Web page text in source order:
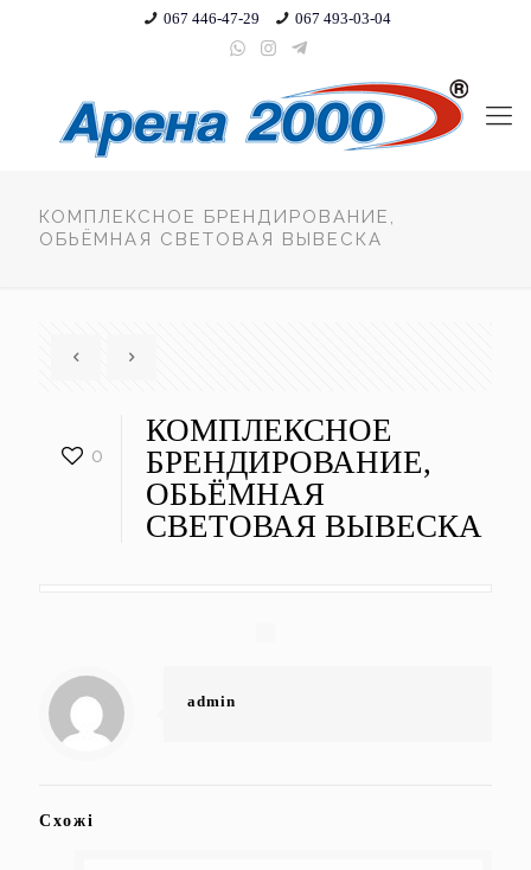
067 446-47-29 067 493-03-04
КОМПЛЕКСНОЕ БРЕНДИРОВАНИЕ,
ОБЬЁМНАЯ СВЕТОВАЯ ВЫВЕСКА
0
КОМПЛЕКСНОЕ
БРЕНДИРОВАНИЕ,
ОБЬЁМНАЯ
СВЕТОВАЯ ВЫВЕСКА
admin
Схожі